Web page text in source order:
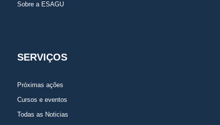
Sobre a ESAGU
SERVIÇOS
Próximas ações
Cursos e eventos
Todas as Noticias